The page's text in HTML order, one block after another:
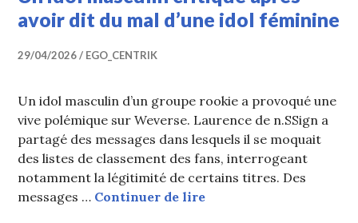
avoir dit du mal d’une idol féminine
29/04/2026 EGO_CENTRIK
Un idol masculin d’un groupe rookie a provoqué une
vive polémique sur Weverse. Laurence de n.SSign a
partagé des messages dans lesquels il se moquait
des listes de classement des fans, interrogeant
notamment la légitimité de certains titres. Des
messages … Continuer de lireUn idol masculin